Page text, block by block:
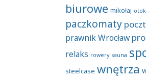
biurowe mikołaj
paczkomaty
prawnik Wrocław
relaks rowery sauna
steelcase wnętrza